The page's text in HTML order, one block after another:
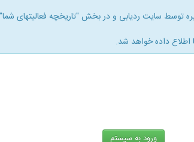
سایت ردیابی و در بخش "تاریخچه فعالیتهای شما"
اطلاع داده خواهد شد.